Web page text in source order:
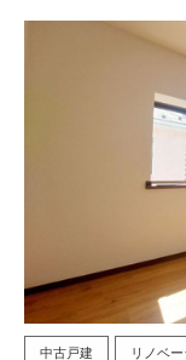
中古戸建 リノベ